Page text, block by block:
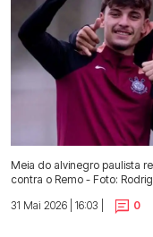
Meia do alvinegro paulista
contra o Remo - Foto:
31 Mai 2026 | 16:03 |
0